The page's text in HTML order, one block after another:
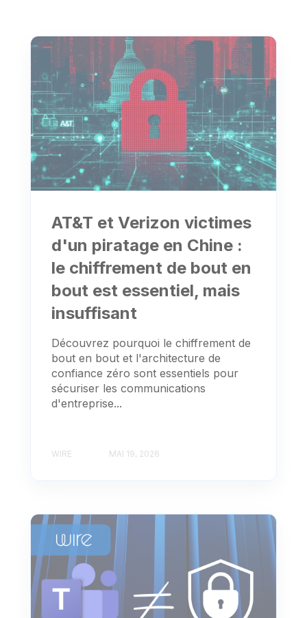
AT&T et Verizon victimes
d'un piratage en Chine :
le chiffrement de bout en
bout est essentiel, mais
insuffisant
Découvrez pourquoi le chiffrement de
bout en bout et l'architecture de
confiance zéro sont essentiels pour
sécuriser les communications
d'entreprise...
WIRE MAI 19, 2026